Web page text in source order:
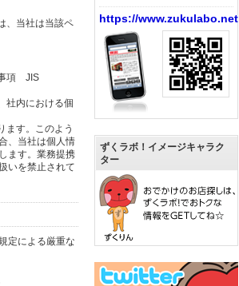
、当社は当該ペ
事項 JIS
社内における個
ます。このよう
、当社は個人情
ます。業務提携
いを禁止されて
定による厳重な
https://www.zukulabo.net/
ずくラボ！イメージキャラク
ター